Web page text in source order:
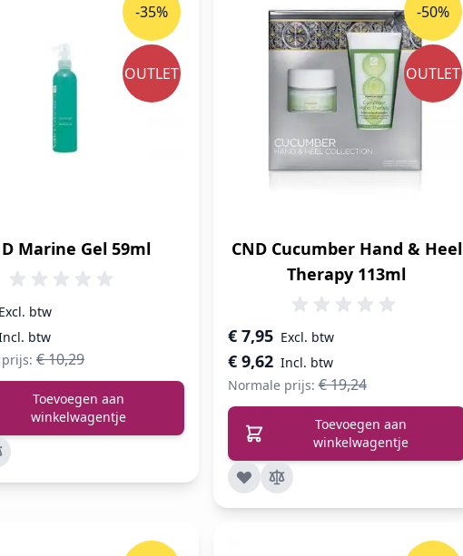
Marine Gel 59ml
€ 10,29
-35%
OUTLET
Toevoegen aan
winkelwagentje
CND Cucumber Hand & Heel
Therapy 113ml
Speciale prijs
€ 9,62
€ 7,95
Normale prijs: € 19,24
-50%
OUTLET
Toevoegen aan
winkelwagentje